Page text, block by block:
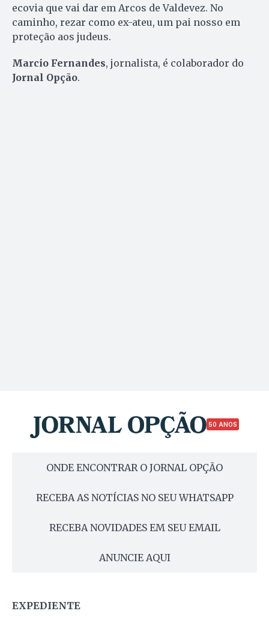
ecovia que vai dar em Arcos de Valdevez. No
caminho, rezar como ex-ateu, um pai nosso em
proteção aos judeus.
Marcio Fernandes, jornalista, é colaborador do
Jornal Opção.
50 ANOS
ONDE ENCONTRAR O JORNAL OPÇÃO
RECEBA AS NOTÍCIAS NO SEU WHATSAPP
RECEBA NOVIDADES EM SEU EMAIL
ANUNCIE AQUI
EXPEDIENTE